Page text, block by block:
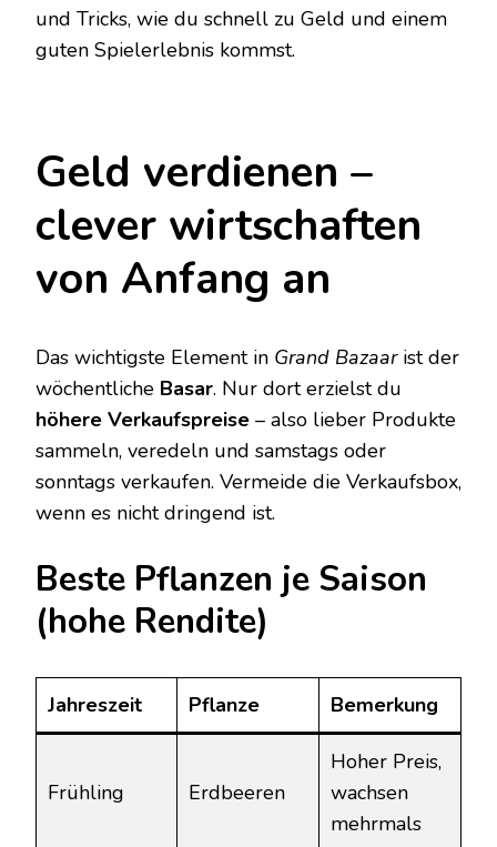
und Tricks, wie du schnell zu Geld und einem
guten Spielerlebnis kommst.
Geld verdienen –
clever wirtschaften
von Anfang an
Das wichtigste Element in Grand Bazaarist der
wöchentliche Basar. Nur dort erzielst du
höhere Verkaufspreise – also lieber Produkte
sammeln, veredeln und samstags oder
sonntags verkaufen. Vermeide die Verkaufsbox,
wenn es nicht dringend ist.
Beste Pflanzen je Saison
(hohe Rendite)
Jahreszeit Pflanze Bemerkung
Frühling Erdbeeren
Hoher Preis,
wachsen
mehrmals